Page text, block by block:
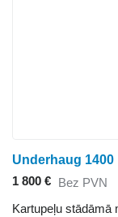
Underhaug 1400
1 800 € Bez PVN
Kartupeļu stādāmā